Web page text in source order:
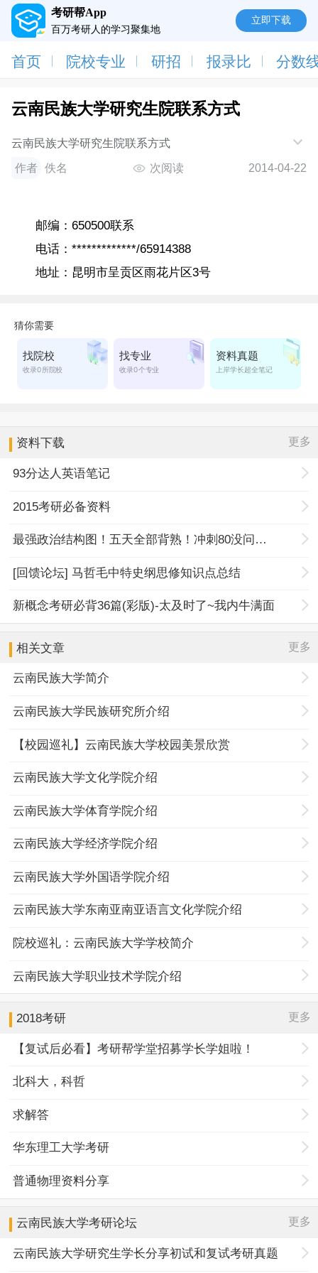
考研帮App
百万考研人的学习聚集地
立即下载
首页 院校专业 研招 报录比 分数
云南民族大学研究生院联系方式
云南民族大学研究生院联系方式
作者 佚名 次阅读 2014-04-22
邮编：650500联系
电话：*************/65914388
地址：昆明市呈贡区雨花片区3号
资料下载 更多
93分达人英语笔记
2015考研必备资料
最强政治结构图！五天全部背熟！冲刺80没问题！
[回馈论坛] 马哲毛中特史纲思修知识点总结
新概念考研必背36篇(彩版)-太及时了~我内牛满面
相关文章 更多
云南民族大学简介
云南民族大学民族研究所介绍
【校园巡礼】云南民族大学校园美景欣赏
云南民族大学文化学院介绍
云南民族大学体育学院介绍
云南民族大学经济学院介绍
云南民族大学外国语学院介绍
云南民族大学东南亚南亚语言文化学院介绍
院校巡礼：云南民族大学学校简介
云南民族大学职业技术学院介绍
2018考研 更多
【复试后必看】考研帮学堂招募学长学姐啦！
北科大，科哲
求解答
华东理工大学考研
普通物理资料分享
云南民族大学考研论坛 更多
云南民族大学研究生学长分享初试和复试考研真题